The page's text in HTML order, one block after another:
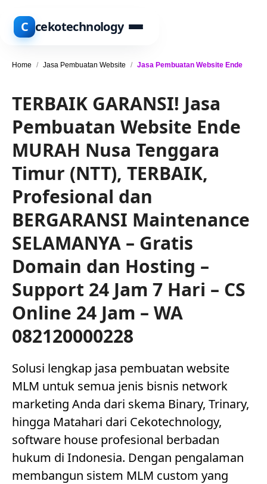
C cekotechnology
Home / Jasa Pembuatan Website / Jasa Pembuatan Website Ende
TERBAIK GARANSI! Jasa
Pembuatan Website Ende
MURAH Nusa Tenggara
Timur (NTT), TERBAIK,
Profesional dan
BERGARANSI Maintenance
SELAMANYA – Gratis
Domain dan Hosting –
Support 24 Jam 7 Hari – CS
Online 24 Jam – WA
082120000228
Solusi lengkap jasa pembuatan website
MLM untuk semua jenis bisnis network
marketing Anda dari skema Binary, Trinary,
hingga Matahari dari Cekotechnology,
software house profesional berbadan
hukum di Indonesia. Dengan pengalaman
membangun sistem MLM custom yang